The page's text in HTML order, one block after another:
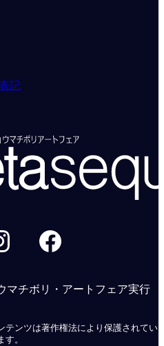
記
マチボリ・アートフェア実行
ンツは著作権法により保護されてい
す。